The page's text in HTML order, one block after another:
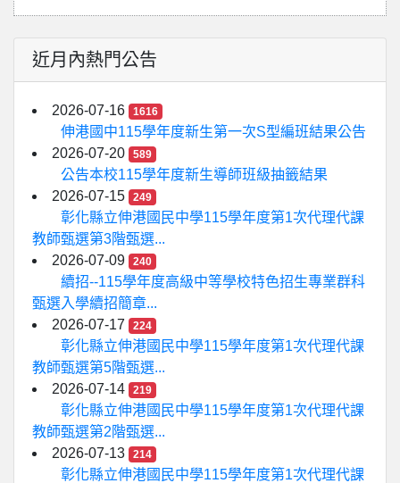
近月內熱門公告
2026-07-16 1616
伸港國中115學年度新生第一次S型編班結果公告
2026-07-20
589
公告本校115學年度新生導師班級抽籤結果
2026-07-15
249
彰化縣立伸港國民中學115學年度第1次代理代課
教師甄選第3階甄選...
2026-07-09
240
續招--115學年度高級中等學校特色招生專業群科
甄選入學續招簡章...
2026-07-17
224
彰化縣立伸港國民中學115學年度第1次代理代課
教師甄選第5階甄選...
2026-07-14
219
彰化縣立伸港國民中學115學年度第1次代理代課
教師甄選第2階甄選...
2026-07-13
214
彰化縣立伸港國民中學115學年度第1次代理代課